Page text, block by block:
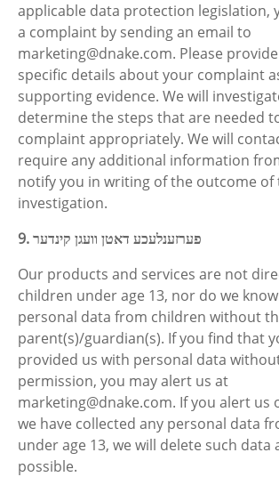
applicable data protection legislation,
a complaint by sending an email to
marketing@dnake.com. Please
specific details about your complaint
supporting evidence. We will
determine the steps that are needed
complaint appropriately. We will
require any additional information
notify you in writing of the outcome of
investigation.
9. פערזענלעכע דאטן וועגן קינדער
Our products and services are not
children under age 13, nor do we
personal data from children without
parent(s)/guardian(s). If you find that
provided us with personal data
permission, you may alert us at
marketing@dnake.com. If you alert us
we have collected any personal data
under age 13, we will delete such data
possible.